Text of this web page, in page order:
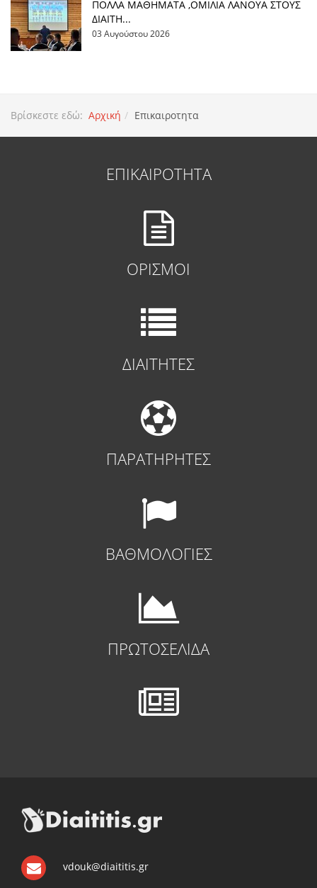
ΠΟΛΛΑ ΜΑΘΗΜΑΤΑ ,ΟΜΙΛΙΑ ΛΑΝΟΥΑ ΣΤΟΥΣ
ΔΙΑΙΤΗ...
03 Αυγούστου 2026
Βρίσκεστε εδώ: Αρχική Επικαιροτητα
ΕΠΙΚΑΙΡΟΤΗΤΑ
ΟΡΙΣΜΟΙ
ΔΙΑΙΤΗΤΕΣ
ΠΑΡΑΤΗΡΗΤΕΣ
ΒΑΘΜΟΛΟΓΙΕΣ
ΠΡΩΤΟΣΕΛΙΔΑ
vdouk@diaititis.gr